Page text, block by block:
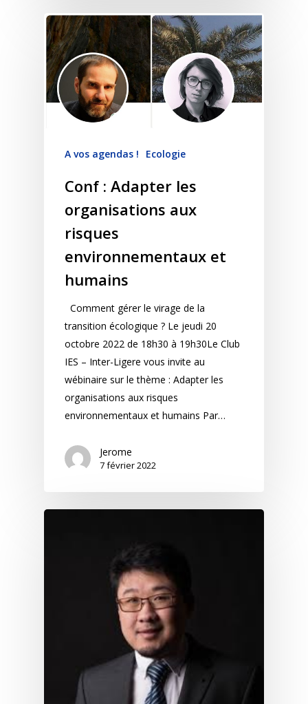
A vos agendas ! Ecologie
Conf : Adapter les
organisations aux
risques
environnementaux et
humains
Comment gérer le virage de la
transition écologique ? Le jeudi 20
octobre 2022 de 18h30 à 19h30Le Club
IES – Inter-Ligere vous invite au
wébinaire sur le thème : Adapter les
organisations aux risques
environnementaux et humains Par…
Jerome
7 février 2022